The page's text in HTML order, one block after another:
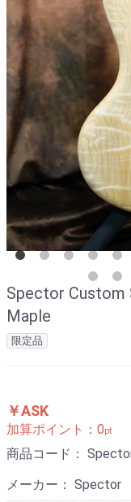
Spector Custom
Maple
限定品
￥ASK
加算ポイント： 0pt
商品コード：
メーカー： Spector